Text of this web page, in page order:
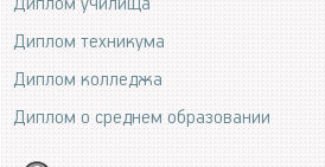
Диплом техникума
Диплом колледжа
Диплом о среднем образовании